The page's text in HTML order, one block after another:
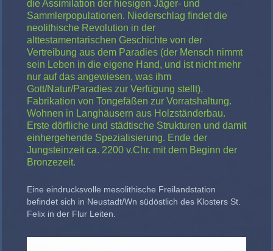
die Assimilation der hiesigen Jäger- und
Sammlerpopulationen. Niederschlag findet die
neolithische Revolution in der
alttestamentarischen Geschichte von der
Vertreibung aus dem Paradies (der Mensch nimmt
sein Leben in die eigene Hand, und ist nicht mehr
nur auf das angewiesen, was ihm
Gott/Natur/Paradies zur Verfügung stellt).
Fabrikation von Tongefäßen zur Vorratshaltung.
Wohnen in Langhäusern aus Holzständerbau.
Erste dörfliche und städtische Strukturen und damit
einhergehende Spezialisierung. Ende der
Jungsteinzeit ca. 2200 v.Chr. mit dem Beginn der
Bronzezeit.
Eine eindrucksvolle mesolithische Freilandstation
befindet sich in Neustadt/Wn südöstlich des Klosters St.
Felix in der Flur Leiten.